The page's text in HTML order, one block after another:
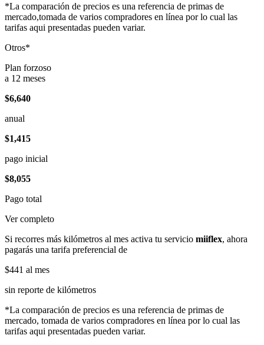
*La comparación de precios es una referencia de primas de
mercado,tomada de varios compradores en línea por lo cual las
tarifas aqui presentadas pueden variar.
Otros*
Plan forzoso
a 12 meses
$6,640
anual
$1,415
pago inicial
$8,055
Pago total
Ver completo
Si recorres más kilómetros al mes activa tu servicio miiflex, ahora
pagarás una tarifa preferencial de
$441 al mes
sin reporte de kilómetros
*La comparación de precios es una referencia de primas de
mercado, tomada de varios compradores en línea por lo cual las
tarifas aqui presentadas pueden variar.